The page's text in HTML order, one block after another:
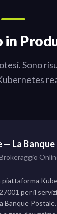
in
Sono
— La
per il
Banque